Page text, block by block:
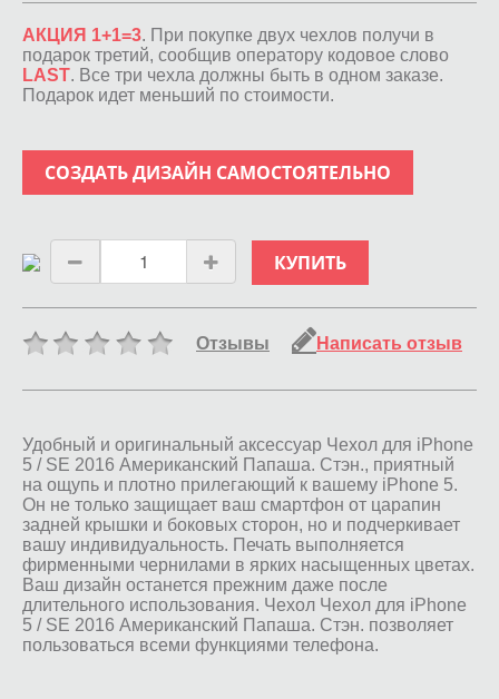
АКЦИЯ 1+1=3. При покупке двух чехлов получи в
подарок третий, сообщив оператору кодовое слово
LAST. Все три чехла должны быть в одном заказе.
Подарок идет меньший по стоимости.
СОЗДАТЬ ДИЗАЙН САМОСТОЯТЕЛЬНО
КУПИТЬ
Отзывы Написать отзыв
Удобный и оригинальный аксессуар Чехол для iPhone
5 / SE 2016 Американский Папаша. Стэн., приятный
на ощупь и плотно прилегающий к вашему iPhone 5.
Он не только защищает ваш смартфон от царапин
задней крышки и боковых сторон, но и подчеркивает
вашу индивидуальность. Печать выполняется
фирменными чернилами в ярких насыщенных цветах.
Ваш дизайн останется прежним даже после
длительного использования. Чехол Чехол для iPhone
5 / SE 2016 Американский Папаша. Стэн. позволяет
пользоваться всеми функциями телефона.